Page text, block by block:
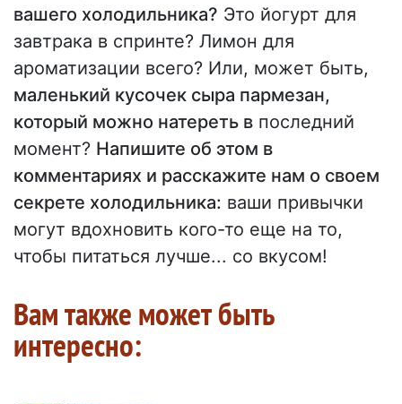
вашего холодильника? Это йогурт для
завтрака в спринте? Лимон для
ароматизации всего? Или, может быть,
маленький кусочек сыра пармезан,
который можно натереть в последний
момент? Напишите об этом в
комментариях и расскажите нам о своем
секрете холодильника: ваши привычки
могут вдохновить кого-то еще на то,
чтобы питаться лучше... со вкусом!
Вам также может быть
интересно: